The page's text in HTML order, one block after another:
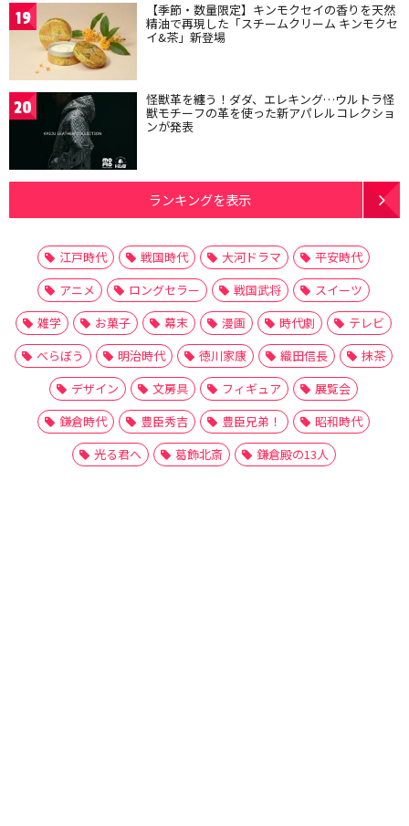
19 【季節・数量限定】キンモクセイの香りを天然
精油で再現した「スチームクリーム キンモクセ
イ&茶」新登場
20 怪獣革を纏う！ダダ、エレキング…ウルトラ怪
獣モチーフの革を使った新アパレルコレクショ
ンが発表
ランキングを表示
江戸時代 戦国時代 大河ドラマ
平安時代
アニメ
ロングセラー 戦国武将
スイーツ
雑学
お菓子 幕末 漫画 時代劇
テレビ
べらぼう
明治時代 徳川家康 織田信長
抹茶
デザイン
文房具 フィギュア
展覧会
鎌倉時代
豊臣秀吉 豊臣兄弟！
昭和時代
光る君へ
葛飾北斎 鎌倉殿の13人